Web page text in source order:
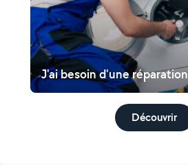
J'ai besoin d'une réparation
Découvrir